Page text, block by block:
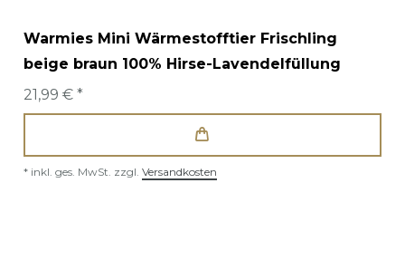
Warmies Mini Wärmestofftier Frischling
beige braun 100% Hirse-Lavendelfüllung
21,99 € *
* inkl. ges. MwSt. zzgl. Versandkosten